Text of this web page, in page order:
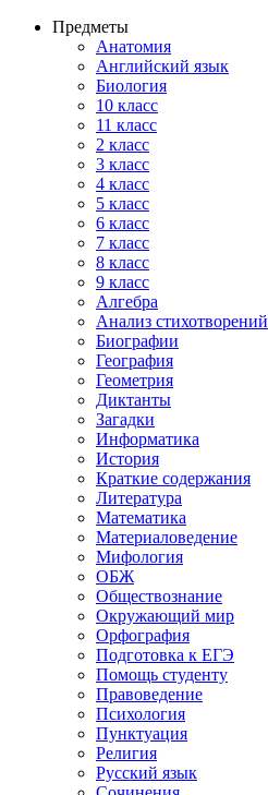
Предметы
Анатомия
Английский язык
Биология
10 класс
11 класс
2 класс
3 класс
4 класс
5 класс
6 класс
7 класс
8 класс
9 класс
Алгебра
Анализ стихотворений
Биографии
География
Геометрия
Диктанты
Загадки
Информатика
История
Краткие содержания
Литература
Математика
Материаловедение
Мифология
ОБЖ
Обществознание
Окружающий мир
Орфография
Подготовка к ЕГЭ
Помощь студенту
Правоведение
Психология
Пунктуация
Религия
Русский язык